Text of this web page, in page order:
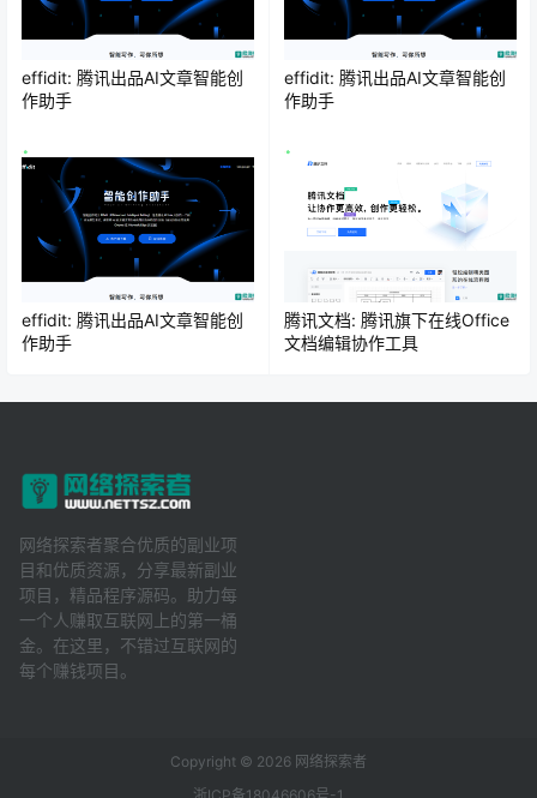
effidit: 腾讯出品AI文章智能创
作助手
effidit: 腾讯出品AI文章智能创
作助手
effidit: 腾讯出品AI文章智能创
作助手
腾讯文档: 腾讯旗下在线Office
文档编辑协作工具
网络探索者聚合优质的副业项
目和优质资源，分享最新副业
项目，精品程序源码。助力每
一个人赚取互联网上的第一桶
金。在这里，不错过互联网的
每个赚钱项目。
Copyright © 2026 网络探索者